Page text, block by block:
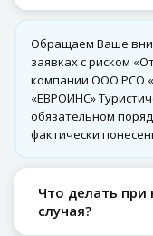
Обращаем Ваше
заявках с риском
компании ООО РСО
«ЕВРОИНС»
обязательном
фактически
Что делать при
случая?